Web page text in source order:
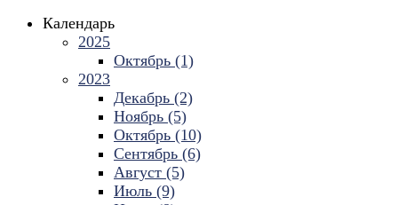
Календарь
2025
Октябрь (1)
2023
Декабрь (2)
Ноябрь (5)
Октябрь (10)
Сентябрь (6)
Август (5)
Июль (9)